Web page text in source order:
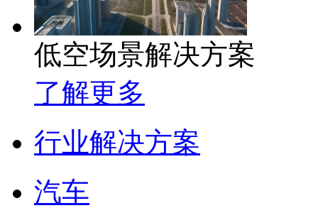
低空场景解决方案
了解更多
行业解决方案
汽车